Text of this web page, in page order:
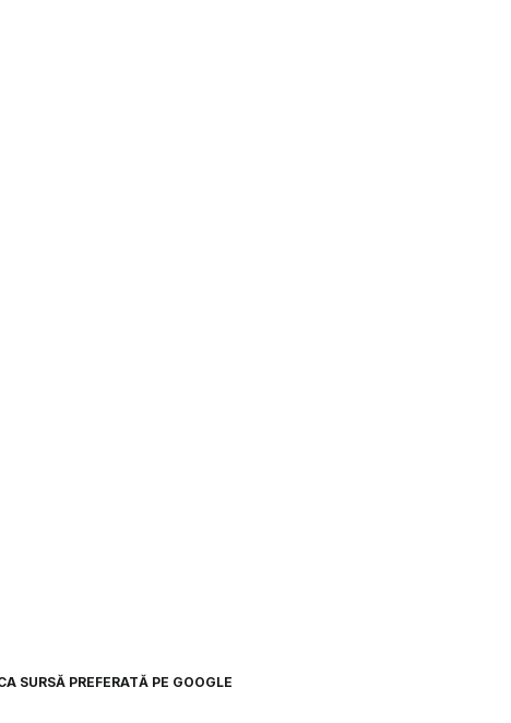
SURSĂ PREFERATĂ PE GOOGLE